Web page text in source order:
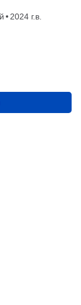
2024 г.в.